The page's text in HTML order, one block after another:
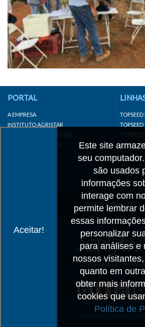
Aceitar!
Este site
seu
são usados
informações
interage com
permite lembrar
essas
personalizar
para análises e
nossos
quanto em
obter mais
cookies que
Política de
PORTAL
A EMPRESA
INSTITUTO AGRISTAR
DISTRIBUIDOR/REVENDA
LINKS IMPORTANTES
TOPSEED
TOPSEED
ATENDIMENTO
TRABALHE CONOSCO